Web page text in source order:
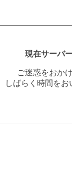
現在サーバ
ご迷惑をおか
しばらく時間を